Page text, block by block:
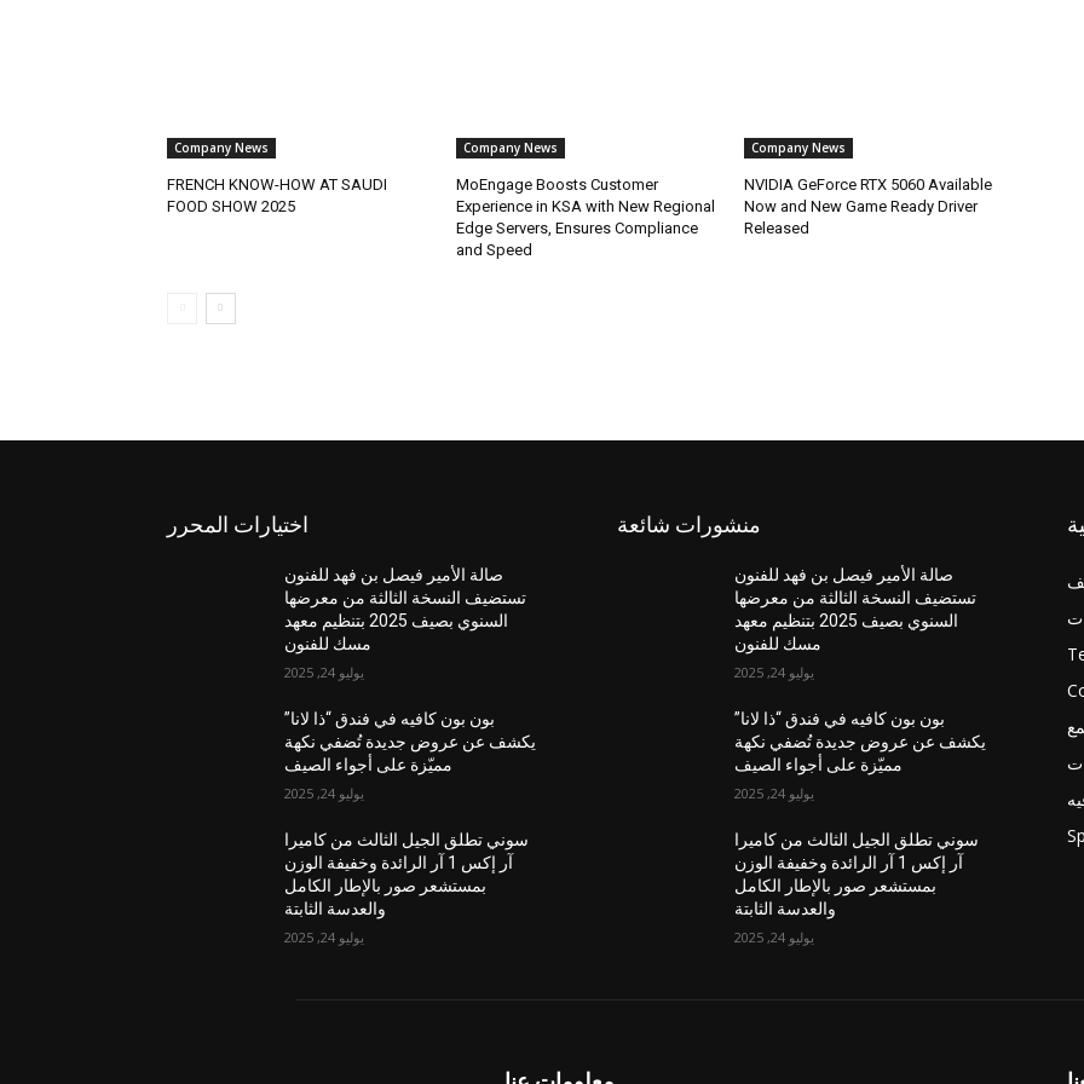
Company News
NVIDIA GeForce RTX 5060 Available
Now and New Game Ready Driver
Released
Company News
MoEngage Boosts Customer
Experience in KSA with New Regional
Edge Servers, Ensures Compliance
and Speed
Company News
FRENCH KNOW-HOW AT SAUDI
FOOD SHOW 2025
اختيارات المحرر
صالة الأمير فيصل بن فهد للفنون
تستضيف النسخة الثالثة من معرضها
السنوي بصيف 2025 بتنظيم معهد
مسك للفنون
يوليو 24, 2025
بون بون كافيه في فندق “ذا لانا”
يكشف عن عروض جديدة تُضفي نكهة
مميّزة على أجواء الصيف
يوليو 24, 2025
سوني تطلق الجيل الثالث من كاميرا
آر إكس 1 آر الرائدة وخفيفة الوزن
بمستشعر صور بالإطار الكامل
والعدسة الثابتة
يوليو 24, 2025
منشورات شائعة
صالة الأمير فيصل بن فهد للفنون
تستضيف النسخة الثالثة من معرضها
السنوي بصيف 2025 بتنظيم معهد
مسك للفنون
يوليو 24, 2025
بون بون كافيه في فندق “ذا لانا”
يكشف عن عروض جديدة تُضفي نكهة
مميّزة على أجواء الصيف
يوليو 24, 2025
سوني تطلق الجيل الثالث من كاميرا
آر إكس 1 آر الرائدة وخفيفة الوزن
بمستشعر صور بالإطار الكامل
والعدسة الثابتة
يوليو 24, 2025